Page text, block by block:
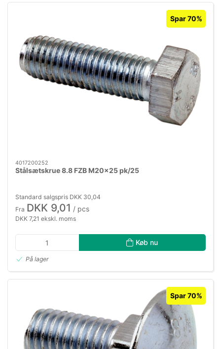
Spar 70%
4017200252
Stålsætskrue 8.8 FZB M20×25 pk/25
Standard salgspris DKK 30,04
Fra DKK 9,01 / pcs
DKK 7,21 ekskl. moms
Køb nu
På lager
Spar 70%